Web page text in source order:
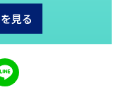
見る